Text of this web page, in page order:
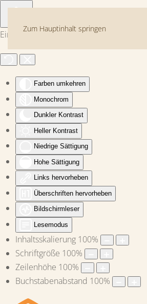
Eingabehilfen öffnen
Farben umkehren
Monochrom
Dunkler Kontrast
Heller Kontrast
Niedrige Sättigung
Hohe Sättigung
Links hervorheben
Überschriften hervorheben
Bildschirmleser
Lesemodus
Inhaltsskalierung 100%
Schriftgröße 100%
Zeilenhöhe 100%
Buchstabenabstand 100%
Zum Hauptinhalt springen